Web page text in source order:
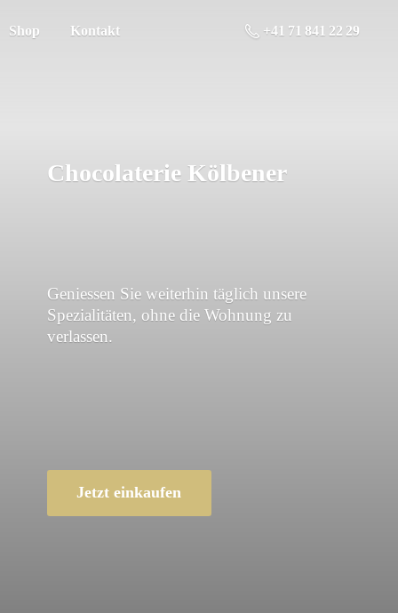
Shop Kontakt +41 71 841 22 29
Chocolaterie Kölbener
Geniessen Sie weiterhin täglich unsere
Spezialitäten, ohne die Wohnung zu
verlassen.
Jetzt einkaufen